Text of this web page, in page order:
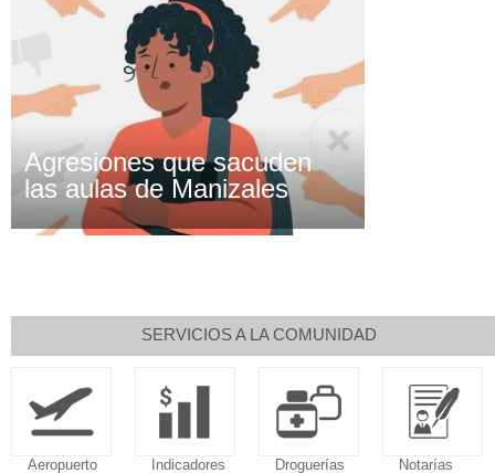
Agresiones que sacuden
las aulas de Manizales
SERVICIOS A LA COMUNIDAD
Aeropuerto
Indicadores
Droguerías Notarías